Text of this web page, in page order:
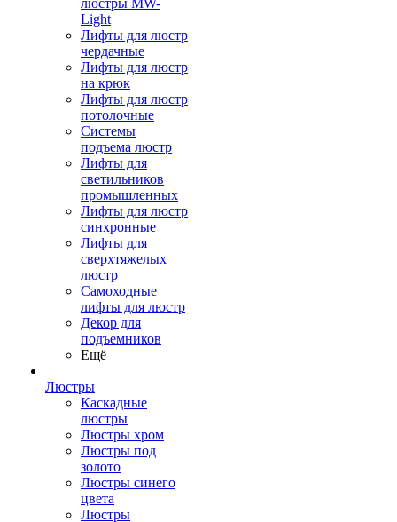
люстры MW-
Light
Лифты для люстр
чердачные
Лифты для люстр
на крюк
Лифты для люстр
потолочные
Системы
подъема люстр
Лифты для
светильников
промышленных
Лифты для люстр
синхронные
Лифты для
сверхтяжелых
люстр
Самоходные
лифты для люстр
Декор для
подъемников
Ещё
Люстры
Каскадные
люстры
Люстры хром
Люстры под
золото
Люстры синего
цвета
Люстры